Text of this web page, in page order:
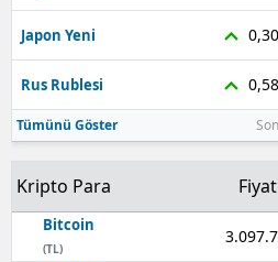
Japon Yeni
Rus Rublesi
Tümünü Göster
Kripto Para Fiyat
Bitcoin
(TL)